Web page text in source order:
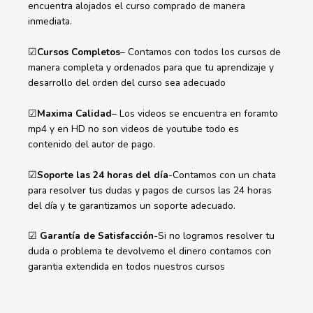
encuentra alojados el curso comprado de manera
inmediata.
☑Cursos Completos– Contamos con todos los cursos de
manera completa y ordenados para que tu aprendizaje y
desarrollo del orden del curso sea adecuado
☑Maxima Calidad– Los videos se encuentra en foramto
mp4 y en HD no son videos de youtube todo es
contenido del autor de pago.
☑Soporte las 24 horas del día-Contamos con un chata
para resolver tus dudas y pagos de cursos las 24 horas
del día y te garantizamos un soporte adecuado.
☑ Garantía de Satisfacción-Si no logramos resolver tu
duda o problema te devolvemo el dinero contamos con
garantia extendida en todos nuestros cursos